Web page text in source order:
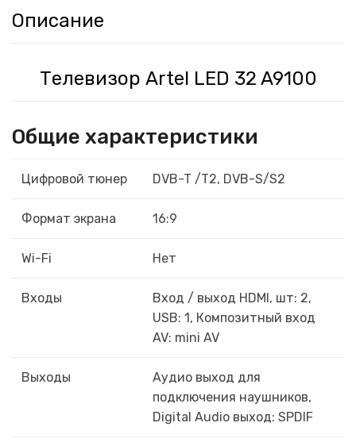
Описание
Телевизор Artel LED 32 A9100
Общие характеристики
Цифровой тюнер DVB-T /Т2, DVB-S/S2
Формат экрана 16:9
Wi-Fi Нет
Входы
Вход / выход HDMI, шт: 2,
USB: 1, Композитный вход
AV: mini AV
Выходы
Аудио выход для
подключения наушников,
Digital Audio выход: SPDIF